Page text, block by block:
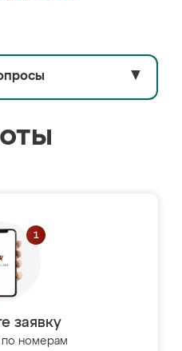
▼
заявку
по номерам